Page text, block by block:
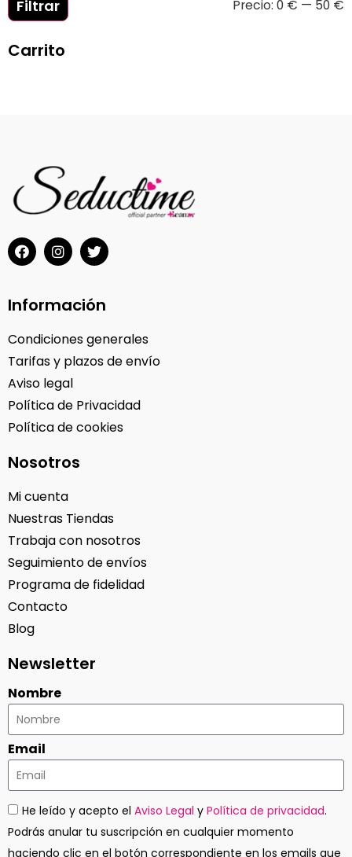
Filtrar Precio: 0 € — 50 €
Carrito
Información
Condiciones generales
Tarifas y plazos de envío
Aviso legal
Política de Privacidad
Política de cookies
Nosotros
Mi cuenta
Nuestras Tiendas
Trabaja con nosotros
Seguimiento de envíos
Programa de fidelidad
Contacto
Blog
Newsletter
Nombre
Email
He leído y acepto el Aviso Legal y Política de privacidad.
Podrás anular tu suscripción en cualquier momento
haciendo clic en el botón correspondiente en los emails que